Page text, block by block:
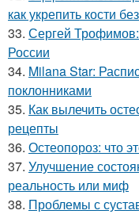
как укрепить кости
33. Сергей
России
34. Milana Star:
поклонниками
35. Как вылечить
рецепты
36. Остеопороз: что
37. Улучшение
реальность или миф
38. Проблемы с